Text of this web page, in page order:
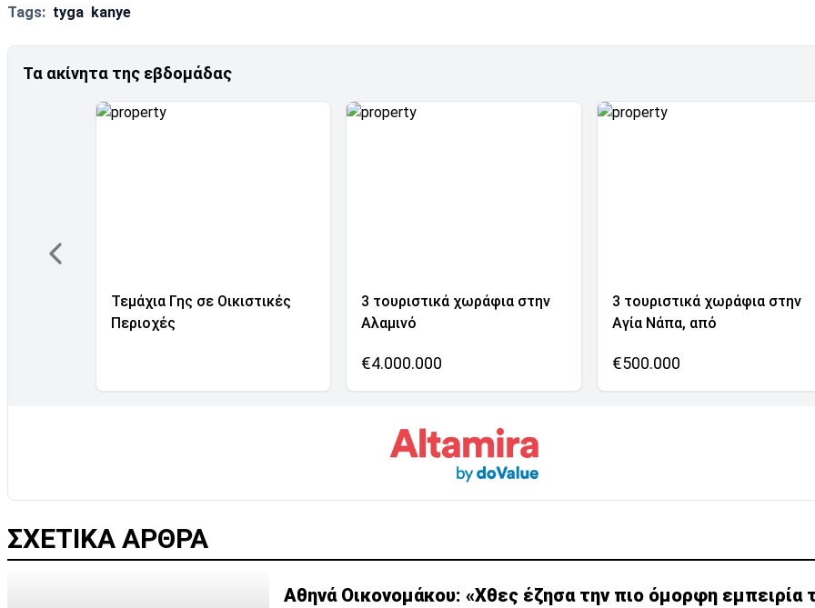
Tags: tyga kanye
Τα ακίνητα της εβδομάδας
Τεμάχια Γης σε Οικιστικές
Περιοχές
3 τουριστικά χωράφια στην
Αλαμινό
€4.000.000
3 τουριστικά χωράφια στην
Αγία Νάπα, από
€500.000
ΣΧΕΤΙΚΑ ΑΡΘΡΑ
Αθηνά Οικονομάκου: «Χθες έζησα την πιο όμορφη εμπειρία